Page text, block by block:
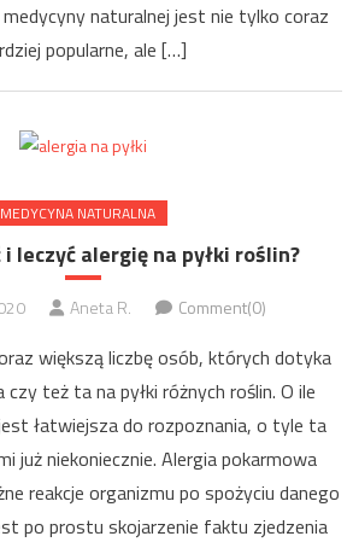
naturalnej jest nie tylko coraz
popularne, ale […]
MEDYCYNA NATURALNA
leczyć alergię na pyłki roślin?
Aneta R. Comment(0)
większą liczbę osób, których dotyka
też ta na pyłki różnych roślin. O ile
łatwiejsza do rozpoznania, o tyle ta
już niekoniecznie. Alergia pokarmowa
reakcje organizmu po spożyciu danego
po prostu skojarzenie faktu zjedzenia